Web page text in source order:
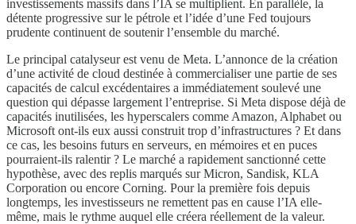
investissements massifs dans l’IA se multiplient. En parallèle, la
détente progressive sur le pétrole et l’idée d’une Fed toujours
prudente continuent de soutenir l’ensemble du marché.
Le principal catalyseur est venu de Meta. L’annonce de la création
d’une activité de cloud destinée à commercialiser une partie de ses
capacités de calcul excédentaires a immédiatement soulevé une
question qui dépasse largement l’entreprise. Si Meta dispose déjà de
capacités inutilisées, les hyperscalers comme Amazon, Alphabet ou
Microsoft ont-ils eux aussi construit trop d’infrastructures ? Et dans
ce cas, les besoins futurs en serveurs, en mémoires et en puces
pourraient-ils ralentir ? Le marché a rapidement sanctionné cette
hypothèse, avec des replis marqués sur Micron, Sandisk, KLA
Corporation ou encore Corning. Pour la première fois depuis
longtemps, les investisseurs ne remettent pas en cause l’IA elle-
même, mais le rythme auquel elle créera réellement de la valeur.